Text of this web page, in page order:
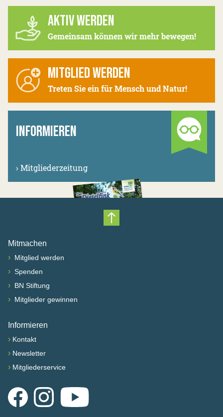
AKTIV WERDEN
Gemeinsam können wir mehr bewegen!
MITGLIED WERDEN
Treten Sie ein für Mensch und Natur!
INFORMIEREN
› Mitgliederzeitung
Nach oben scrollen
Mitmachen
› Mitglied werden
› Spenden
› BN Stiftung
› Mitglieder gewinnen
Informieren
› Kontakt
› Newsletter
› Mitgliederservice
FacebookInstagramYouTube